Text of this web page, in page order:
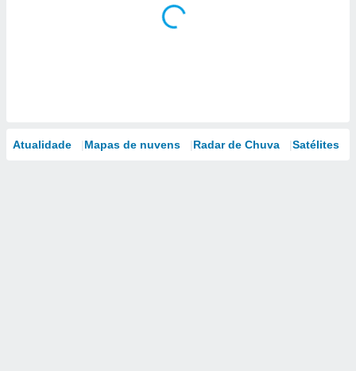
Atualidade Mapas de nuvens Radar de Chuva Satélites